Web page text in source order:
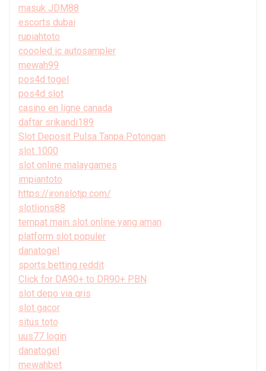
masuk JDM88
escorts dubai
rupiahtoto
coooled ic autosampler
mewah99
pos4d togel
pos4d slot
casino en ligne canada
daftar srikandi189
Slot Deposit Pulsa Tanpa Potongan
slot 1000
slot online malaygames
impiantoto
https://ironslotjp.com/
slotlions88
tempat main slot online yang aman
platform slot populer
danatogel
sports betting reddit
Click for DA90+ to DR90+ PBN
slot depo via qris
slot gacor
situs toto
uus77 login
danatogel
mewahbet